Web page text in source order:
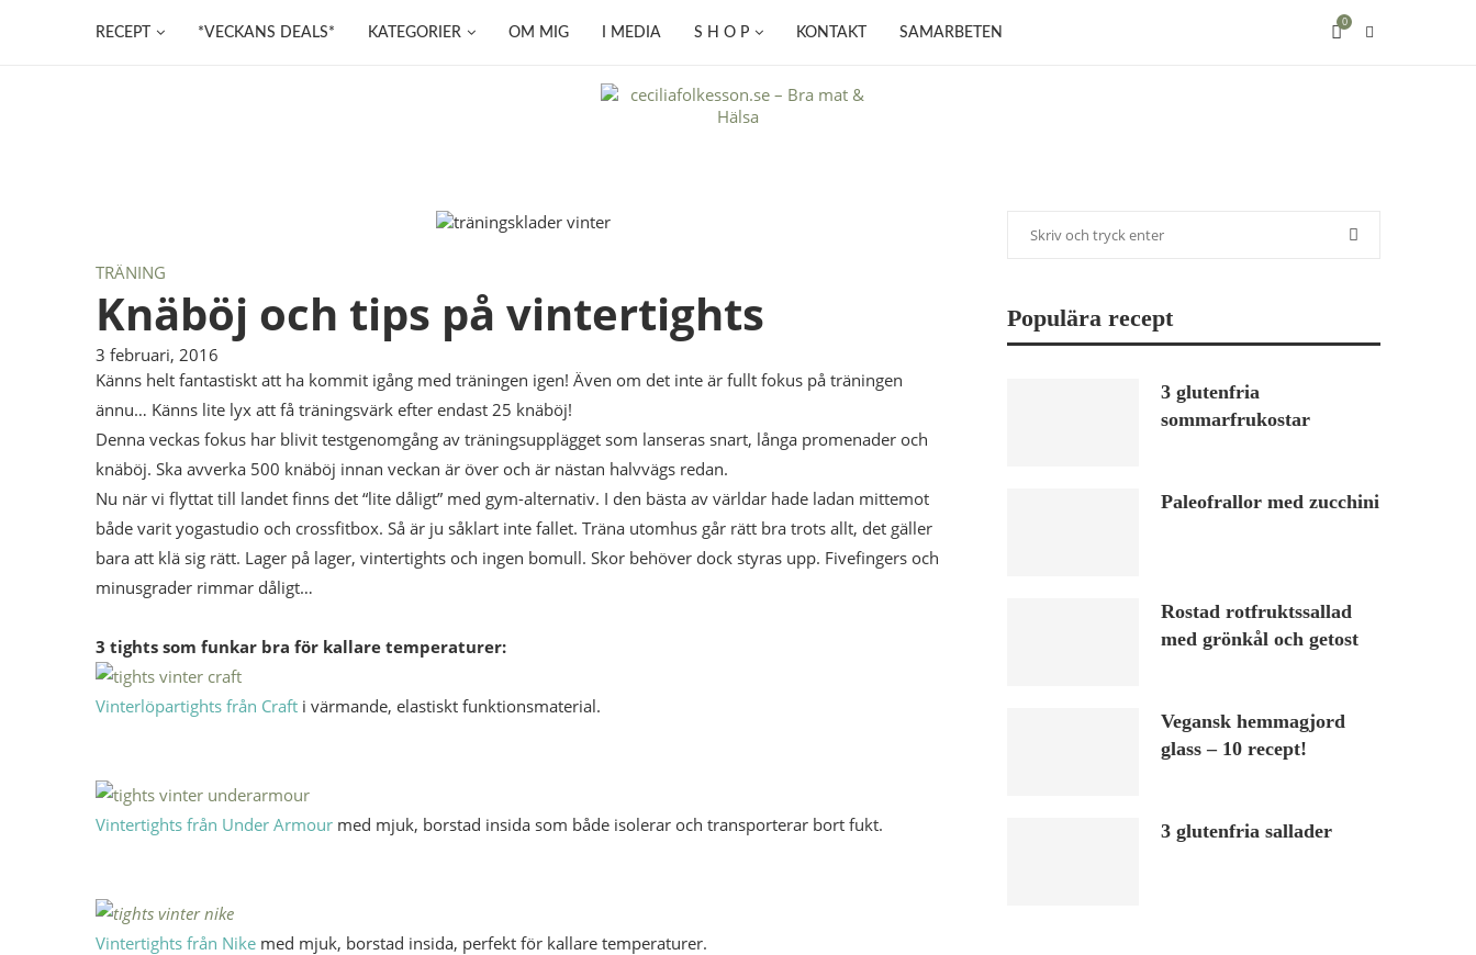
RECEPT *VECKANS DEALS* KATEGORIER OM MIG I MEDIA S H O P KONTAKT SAMARBETEN
0
TRÄNING
Knäböj och tips på vintertights
3 februari, 2016
Känns helt fantastiskt att ha kommit igång med träningen igen! Även om det inte är fullt fokus på träningen
ännu… Känns lite lyx att få träningsvärk efter endast 25 knäböj!
Denna veckas fokus har blivit testgenomgång av träningsupplägget som lanseras snart, långa promenader och
knäböj. Ska avverka 500 knäböj innan veckan är över och är nästan halvvägs redan.
Nu när vi flyttat till landet finns det “lite dåligt” med gym-alternativ. I den bästa av världar hade ladan mittemot
både varit yogastudio och crossfitbox. Så är ju såklart inte fallet. Träna utomhus går rätt bra trots allt, det gäller
bara att klä sig rätt. Lager på lager, vintertights och ingen bomull. Skor behöver dock styras upp. Fivefingers och
minusgrader rimmar dåligt…
3 tights som funkar bra för kallare temperaturer:
Vinterlöpartights från Craft i värmande, elastiskt funktionsmaterial.
Vintertights från Under Armour med mjuk, borstad insida som både isolerar och transporterar bort fukt.
Vintertights från Nike med mjuk, borstad insida, perfekt för kallare temperaturer.
Populära recept
3 glutenfria
sommarfrukostar
Paleofrallor med zucchini
Rostad rotfruktssallad
med grönkål och getost
Vegansk hemmagjord
glass – 10 recept!
3 glutenfria sallader